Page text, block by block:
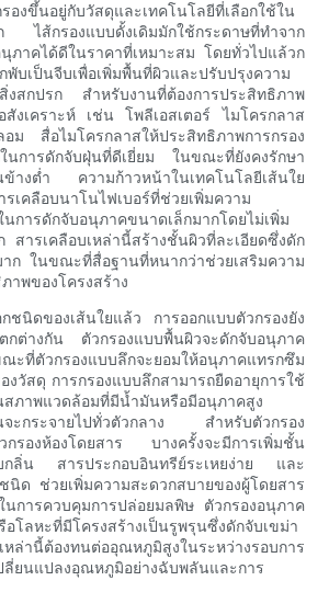
องขึ้นอยู่กับวัสดุและเทคโนโลยีที่เลือกใช้ใน
ไส้กรองแบบดั้งเดิมมักใช้กระดาษที่ทำจาก
ภาคได้ดีในราคาที่เหมาะสม โดยทั่วไปแล้วก
พับเป็นจีบเพื่อเพิ่มพื้นที่ผิวและปรับปรุงความ
งสกปรก สำหรับงานที่ต้องการประสิทธิภาพ
งเคราะห์ เช่น โพลีเอสเตอร์ ไมโครกลาส
อม สื่อไมโครกลาสให้ประสิทธิภาพการกรอง
นการดักจับฝุ่นที่ดีเยี่ยม ในขณะที่ยังคงรักษา
ข้างต่ำ ความก้าวหน้าในเทคโนโลยีเส้นใย
รเคลือบนาโนไฟเบอร์ที่ช่วยเพิ่มความ
นการดักจับอนุภาคขนาดเล็กมากโดยไม่เพิ่ม
สารเคลือบเหล่านี้สร้างชั้นผิวที่ละเอียดซึ่งดัก
ก ในขณะที่สื่อฐานที่หนากว่าช่วยเสริมความ
าพของโครงสร้าง
กชนิดของเส้นใยแล้ว การออกแบบตัวกรองยัง
กต่างกัน ตัวกรองแบบพื้นผิวจะดักจับอนุภาค
ที่ตัวกรองแบบลึกจะยอมให้อนุภาคแทรกซึม
งวัสดุ การกรองแบบลึกสามารถยืดอายุการใช้
ภาพแวดล้อมที่มีน้ำมันหรือมีอนุภาคสูง
นจะกระจายไปทั่วตัวกลาง สำหรับตัวกรอง
กรองห้องโดยสาร บางครั้งจะมีการเพิ่มชั้น
กลิ่น สารประกอบอินทรีย์ระเหยง่าย และ
นิด ช่วยเพิ่มความสะดวกสบายของผู้โดยสาร
การควบคุมการปล่อยมลพิษ ตัวกรองอนุภาค
อโลหะที่มีโครงสร้างเป็นรูพรุนซึ่งดักจับเขม่า
นี้ต้องทนต่ออุณหภูมิสูงในระหว่างรอบการ
ยนแปลงอุณหภูมิอย่างฉับพลันและการ